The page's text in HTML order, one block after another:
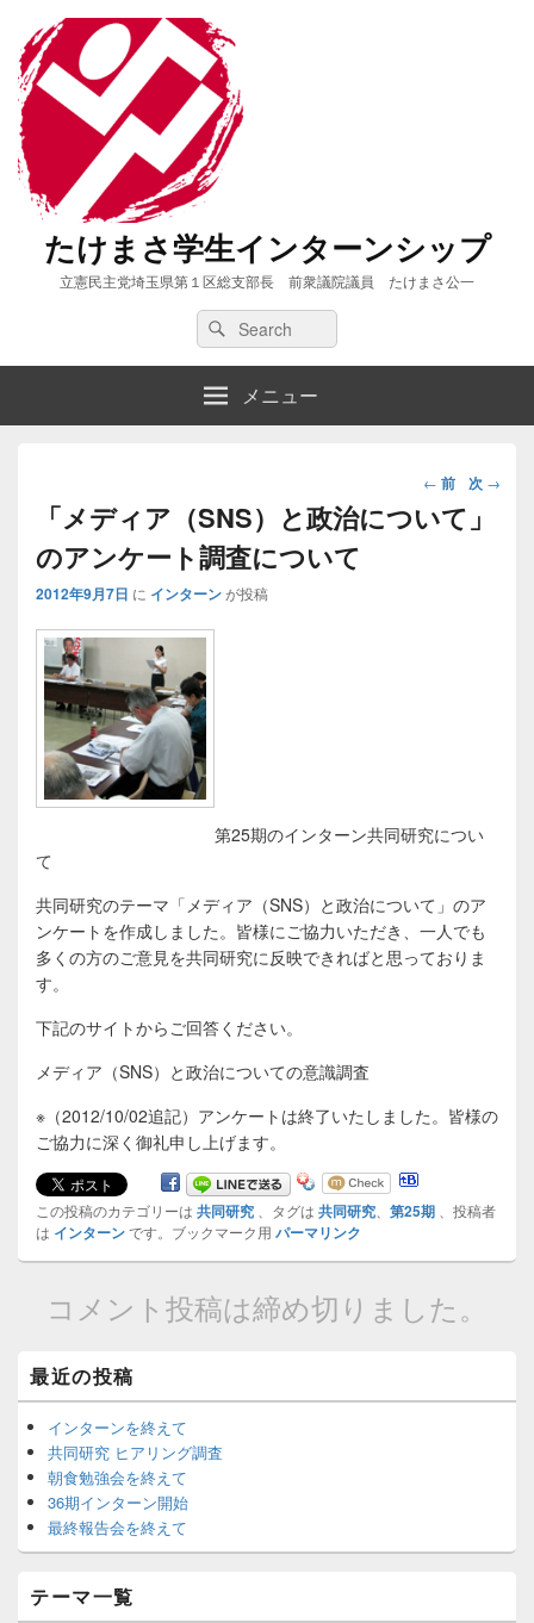
たけまさ学生インターンシップ
立憲民主党埼玉県第１区総支部長 前衆議院議員 たけまさ公一
Search
for:
Search
メニュー
投
稿
ナ
← 前 次 →
「メディア（SNS）と政治について」
のアンケート調査について
2012年9月7日 に インターンが投稿
第25期のインターン共同研究につい
て
共同研究のテーマ「メディア（SNS）と政治について」のア
ンケートを作成しました。皆様にご協力いただき、一人でも
多くの方のご意見を共同研究に反映できればと思っておりま
す。
下記のサイトからご回答ください。
メディア（SNS）と政治についての意識調査
※（2012/10/02追記）アンケートは終了いたしました。皆様の
ご協力に深く御礼申し上げます。
この投稿のカテゴリーは 共同研究 、タグは 共同研究 第25期 、投稿者
は インターンです。ブックマーク用 パーマリンク
コメント投稿は締め切りました。
Primary
Sidebar
最近の投稿
インターンを終えて
共同研究 ヒアリング調査
朝食勉強会を終えて
36期インターン開始
最終報告会を終えて
テーマ一覧